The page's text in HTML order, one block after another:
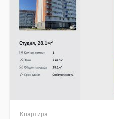
Квартира